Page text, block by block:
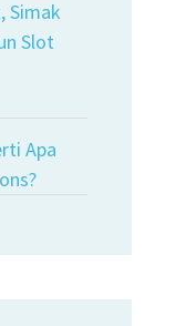
Simak
Slot
Apa